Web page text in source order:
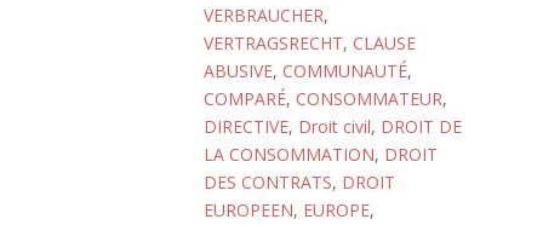
VERBRAUCHER,
VERTRAGSRECHT, CLAUSE
ABUSIVE, COMMUNAUTÉ,
COMPARÉ, CONSOMMATEUR,
DIRECTIVE, Droit civil, DROIT DE
LA CONSOMMATION, DROIT
DES CONTRATS, DROIT
EUROPEEN, EUROPE,